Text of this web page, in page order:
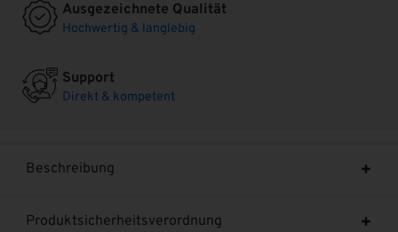
Ausgezeichnete Qualität
Hochwertig & langlebig
Support
Direkt & kompetent
Beschreibung
Produktsicherheitsverordnung